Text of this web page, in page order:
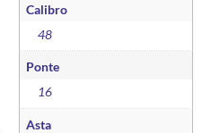
Calibro
48
Ponte
16
Asta